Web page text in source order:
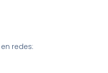
redes: